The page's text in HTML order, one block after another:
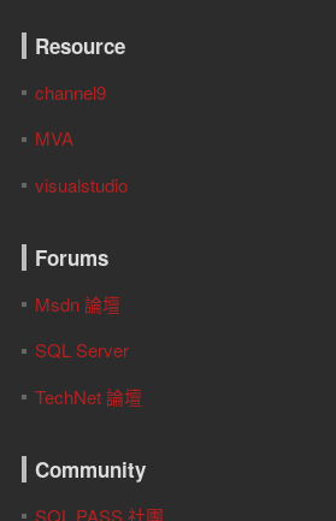
Resource
channel9
MVA
visualstudio
Forums
Msdn 論壇
SQL Server
TechNet 論壇
Community
SQL PASS 社團